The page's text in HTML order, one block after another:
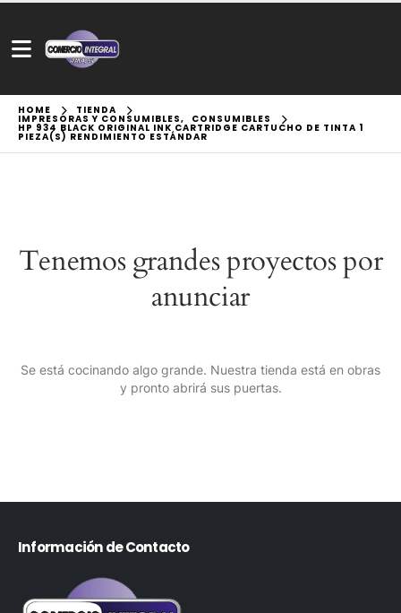
HOME TIENDA
IMPRESORAS Y CONSUMIBLES, CONSUMIBLES
HP 934 BLACK ORIGINAL INK CARTRIDGE CARTUCHO DE TINTA 1
PIEZA(S) RENDIMIENTO ESTÁNDAR
Tenemos grandes proyectos por
anunciar
Se está cocinando algo grande. Nuestra tienda está en obras
y pronto abrirá sus puertas.
Información de Contacto